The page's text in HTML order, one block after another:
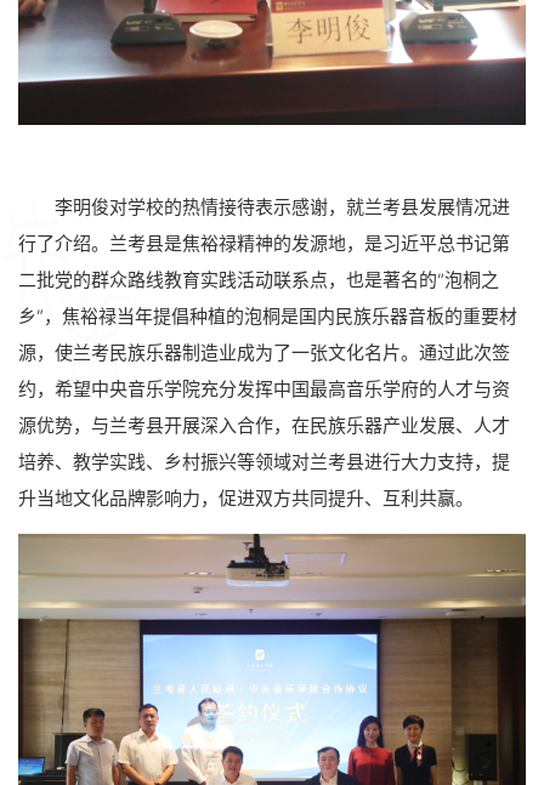
李明俊对学校的热情接待表示感谢，就兰考县发展情况进
行了介绍。兰考县是焦裕禄精神的发源地，是习近平总书记第
二批党的群众路线教育实践活动联系点，也是著名的“泡桐之
乡”，焦裕禄当年提倡种植的泡桐是国内民族乐器音板的重要材
源，使兰考民族乐器制造业成为了一张文化名片。通过此次签
约，希望中央音乐学院充分发挥中国最高音乐学府的人才与资
源优势，与兰考县开展深入合作，在民族乐器产业发展、人才
培养、教学实践、乡村振兴等领域对兰考县进行大力支持，提
升当地文化品牌影响力，促进双方共同提升、互利共赢。